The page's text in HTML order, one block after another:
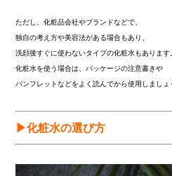
ただし、化粧品会社やブランドなどで、
独自の考え方や美容法がある場合もあり、
洗顔後すぐに使わないタイプの化粧水もあります
化粧水を使う場合は、パッケージの注意書きや
パンフレットなどをよく読んでから使用しましょ
▶化粧水の選び方